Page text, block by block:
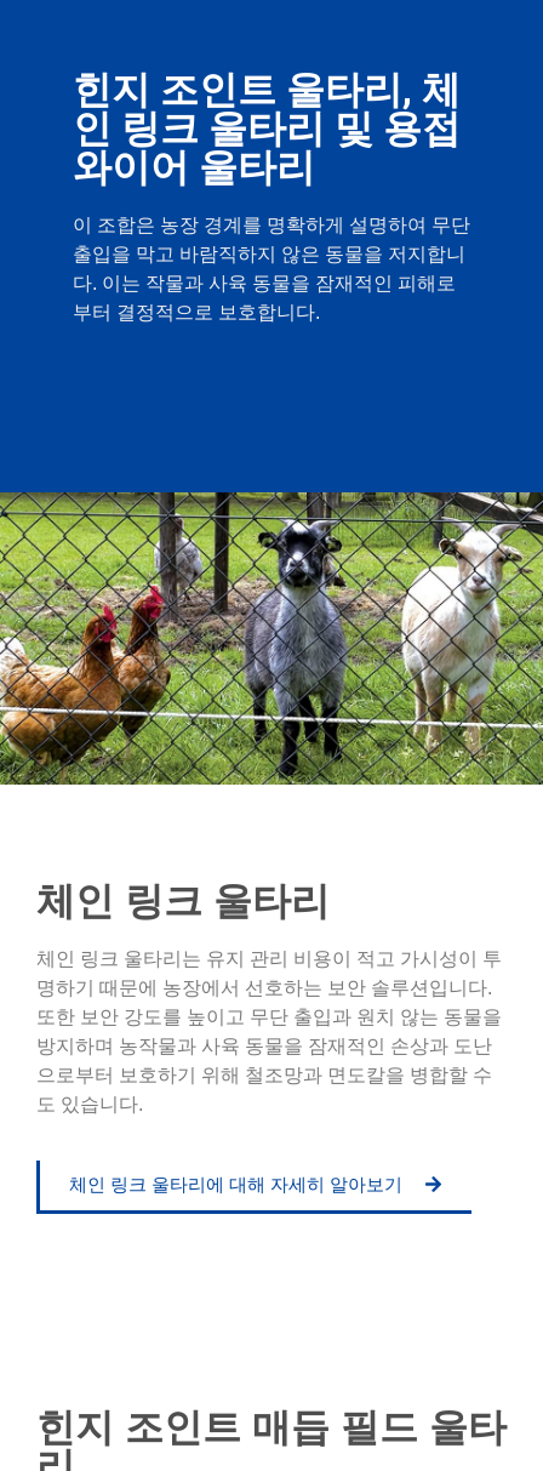
힌지 조인트 울타리, 체
인 링크 울타리 및 용접
와이어 울타리
이 조합은 농장 경계를 명확하게 설명하여 무단
출입을 막고 바람직하지 않은 동물을 저지합니
다. 이는 작물과 사육 동물을 잠재적인 피해로
부터 결정적으로 보호합니다.
체인 링크 울타리
체인 링크 울타리는 유지 관리 비용이 적고 가시성이 투
명하기 때문에 농장에서 선호하는 보안 솔루션입니다.
또한 보안 강도를 높이고 무단 출입과 원치 않는 동물을
방지하며 농작물과 사육 동물을 잠재적인 손상과 도난
으로부터 보호하기 위해 철조망과 면도칼을 병합할 수
도 있습니다.
체인 링크 울타리에 대해 자세히 알아보기
힌지 조인트 매듭 필드 울타